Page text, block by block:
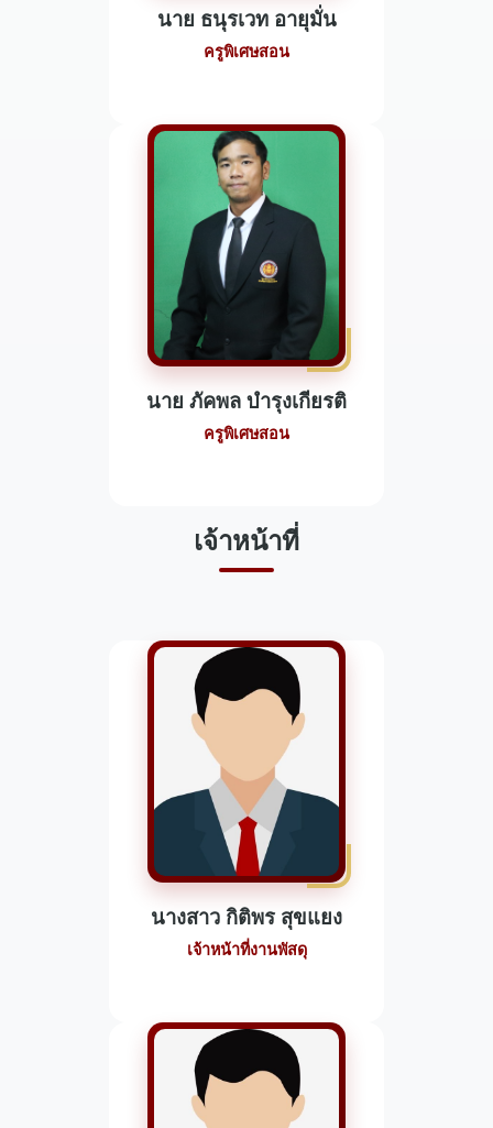
นาย ธนุรเวท อายุมั่น
ครูพิเศษสอน
นาย ภัคพล บำรุงเกียรติ
ครูพิเศษสอน
เจ้าหน้าที่
นางสาว กิติพร สุขแยง
เจ้าหน้าที่งานพัสดุ